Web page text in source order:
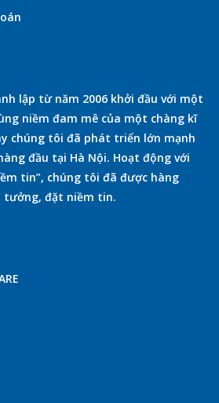
lập từ năm 2006 khởi đầu với một
niềm đam mê của một chàng kĩ
chúng tôi đã phát triển lớn mạnh
đầu tại Hà Nội. Hoạt động với
tin”, chúng tôi đã được hàng
tưởng, đặt niềm tin.